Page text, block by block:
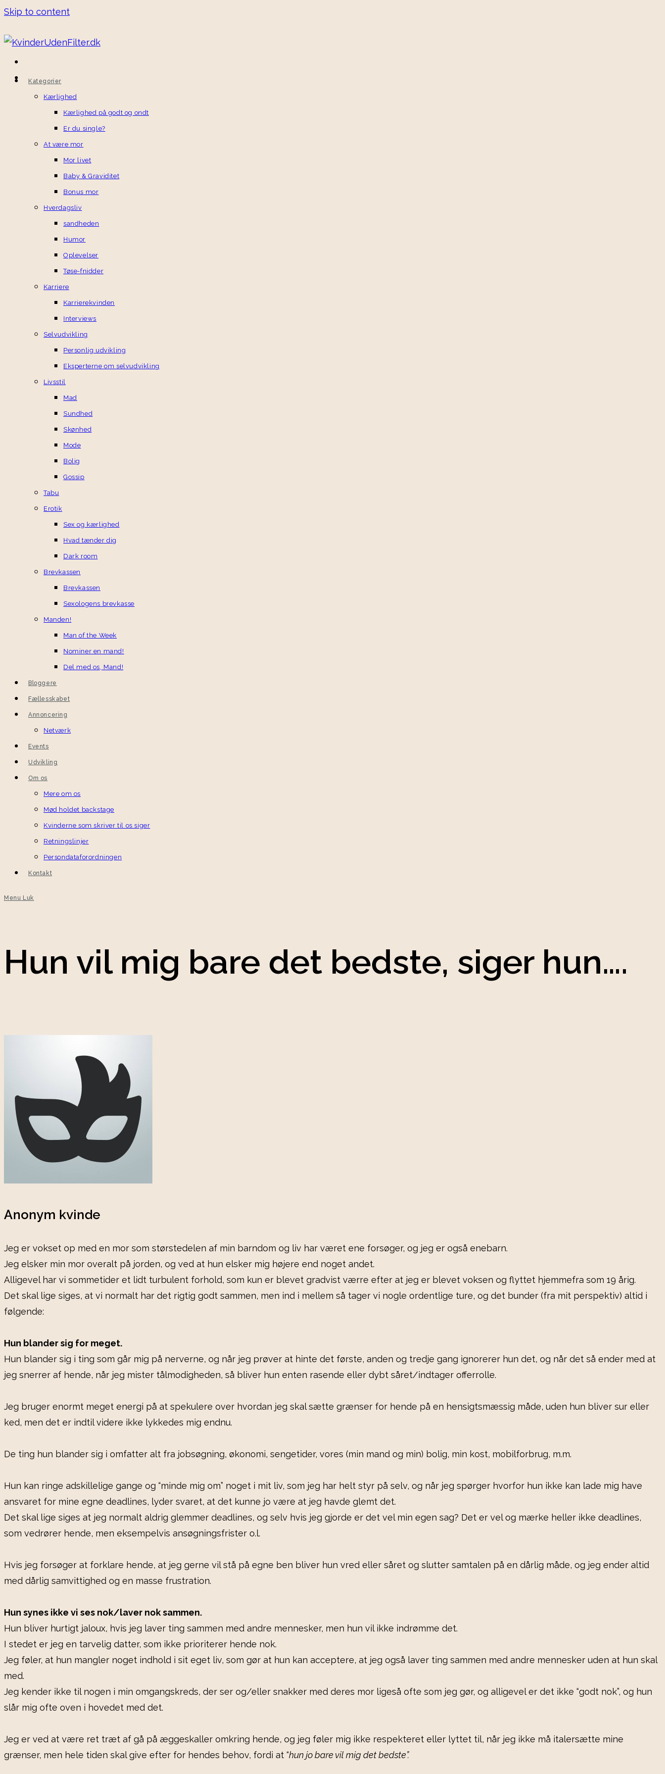
Skip to content
Kategorier
Kærlighed
Kærlighed på godt og ondt
Er du single?
At være mor
Mor livet
Baby & Graviditet
Bonus mor
Hverdagsliv
sandheden
Humor
Oplevelser
Tøse-fnidder
Karriere
Karrierekvinden
Interviews
Selvudvikling
Personlig udvikling
Eksperterne om selvudvikling
Livsstil
Mad
Sundhed
Skønhed
Mode
Bolig
Gossip
Tabu
Erotik
Sex og kærlighed
Hvad tænder dig
Dark room
Brevkassen
Brevkassen
Sexologens brevkasse
Manden!
Man of the Week
Nominer en mand!
Del med os, Mand!
Bloggere
Fællesskabet
Annoncering
Netværk
Events
Udvikling
Om os
Mere om os
Mød holdet backstage
Kvinderne som skriver til os siger
Retningslinjer
Persondataforordningen
Kontakt
Menu Luk
Hun vil mig bare det bedste, siger hun….
Anonym kvinde
Jeg er vokset op med en mor som størstedelen af min barndom og liv har været ene forsøger, og jeg er også enebarn.
Jeg elsker min mor overalt på jorden, og ved at hun elsker mig højere end noget andet.
Alligevel har vi sommetider et lidt turbulent forhold, som kun er blevet gradvist værre efter at jeg er blevet voksen og flyttet hjemmefra som 19 årig.
Det skal lige siges, at vi normalt har det rigtig godt sammen, men ind i mellem så tager vi nogle ordentlige ture, og det bunder (fra mit perspektiv) altid i
følgende:
Hun blander sig for meget.
Hun blander sig i ting som går mig på nerverne, og når jeg prøver at hinte det første, anden og tredje gang ignorerer hun det, og når det så ender med at
jeg snerrer af hende, når jeg mister tålmodigheden, så bliver hun enten rasende eller dybt såret/indtager offerrolle.
Jeg bruger enormt meget energi på at spekulere over hvordan jeg skal sætte grænser for hende på en hensigtsmæssig måde, uden hun bliver sur eller
ked, men det er indtil videre ikke lykkedes mig endnu.
De ting hun blander sig i omfatter alt fra jobsøgning, økonomi, sengetider, vores (min mand og min) bolig, min kost, mobilforbrug, m.m.
Hun kan ringe adskillelige gange og “minde mig om” noget i mit liv, som jeg har helt styr på selv, og når jeg spørger hvorfor hun ikke kan lade mig have
ansvaret for mine egne deadlines, lyder svaret, at det kunne jo være at jeg havde glemt det.
Det skal lige siges at jeg normalt aldrig glemmer deadlines, og selv hvis jeg gjorde er det vel min egen sag? Det er vel og mærke heller ikke deadlines,
som vedrører hende, men eksempelvis ansøgningsfrister o.l.
Hvis jeg forsøger at forklare hende, at jeg gerne vil stå på egne ben bliver hun vred eller såret og slutter samtalen på en dårlig måde, og jeg ender altid
med dårlig samvittighed og en masse frustration.
Hun synes ikke vi ses nok/laver nok sammen.
Hun bliver hurtigt jaloux, hvis jeg laver ting sammen med andre mennesker, men hun vil ikke indrømme det.
I stedet er jeg en tarvelig datter, som ikke prioriterer hende nok.
Jeg føler, at hun mangler noget indhold i sit eget liv, som gør at hun kan acceptere, at jeg også laver ting sammen med andre mennesker uden at hun skal
med.
Jeg kender ikke til nogen i min omgangskreds, der ser og/eller snakker med deres mor ligeså ofte som jeg gør, og alligevel er det ikke “godt nok”, og hun
slår mig ofte oven i hovedet med det.
Jeg er ved at være ret træt af gå på æggeskaller omkring hende, og jeg føler mig ikke respekteret eller lyttet til, når jeg ikke må italersætte mine
grænser, men hele tiden skal give efter for hendes behov, fordi at “hun jo bare vil mig det bedste”.